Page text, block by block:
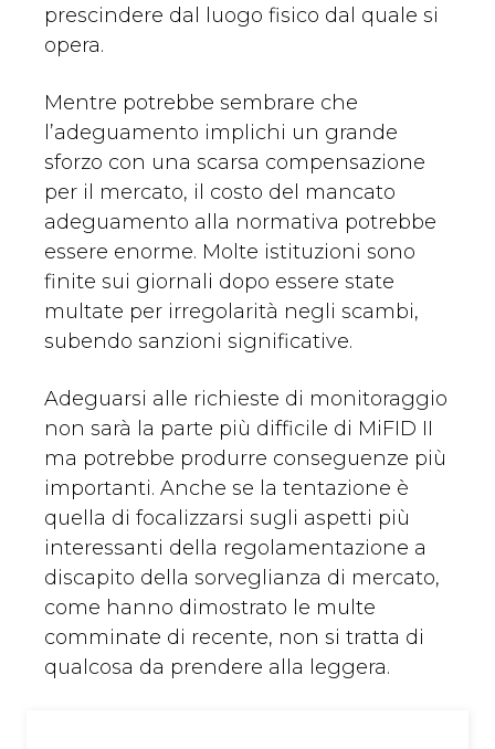
prescindere dal luogo fisico dal quale si
opera.
Mentre potrebbe sembrare che
l’adeguamento implichi un grande
sforzo con una scarsa compensazione
per il mercato, il costo del mancato
adeguamento alla normativa potrebbe
essere enorme. Molte istituzioni sono
finite sui giornali dopo essere state
multate per irregolarità negli scambi,
subendo sanzioni significative.
Adeguarsi alle richieste di monitoraggio
non sarà la parte più difficile di MiFID II
ma potrebbe produrre conseguenze più
importanti. Anche se la tentazione è
quella di focalizzarsi sugli aspetti più
interessanti della regolamentazione a
discapito della sorveglianza di mercato,
come hanno dimostrato le multe
comminate di recente, non si tratta di
qualcosa da prendere alla leggera.